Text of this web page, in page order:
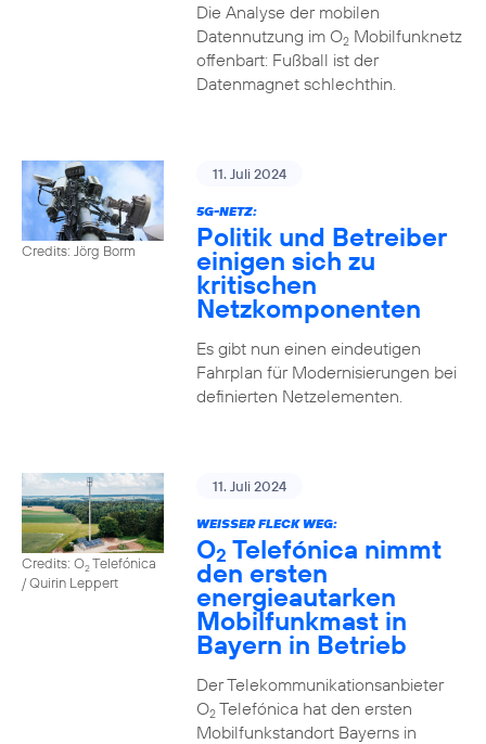
Die Analyse der mobilen
Datennutzung im O2Mobilfunknetz
offenbart: Fußball ist der
Datenmagnet schlechthin.
Credits: Jörg Borm
11. Juli 2024
5G-NETZ:
Politik und Betreiber
einigen sich zu
kritischen
Netzkomponenten
Es gibt nun einen eindeutigen
Fahrplan für Modernisierungen bei
definierten Netzelementen.
Credits: O2Telefónica
/ Quirin Leppert
11. Juli 2024
WEISSER FLECK WEG:
O2 Telefónica nimmt
den ersten
energieautarken
Mobilfunkmast in
Bayern in Betrieb
Der Telekommunikationsanbieter
O2Telefónica hat den ersten
Mobilfunkstandort Bayerns in